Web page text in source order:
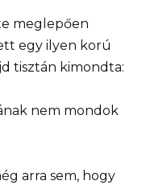
meglepően
egy ilyen korú
tisztán kimondta:
nem mondok
arra sem, hogy